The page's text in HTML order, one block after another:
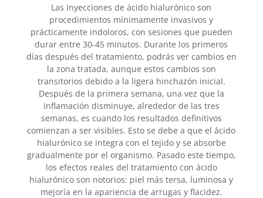
Las inyecciones de ácido hialurónico son
procedimientos mínimamente invasivos y
prácticamente indoloros, con sesiones que pueden
durar entre 30-45 minutos. Durante los primeros
días después del tratamiento, podrás ver cambios en
la zona tratada, aunque estos cambios son
transitorios debido a la ligera hinchazón inicial.
Después de la primera semana, una vez que la
inflamación disminuye, alrededor de las tres
semanas, es cuando los resultados definitivos
comienzan a ser visibles. Esto se debe a que el ácido
hialurónico se integra con el tejido y se absorbe
gradualmente por el organismo. Pasado este tiempo,
los efectos reales del tratamiento con ácido
hialurónico son notorios: piel más tersa, luminosa y
mejoría en la apariencia de arrugas y flacidez.